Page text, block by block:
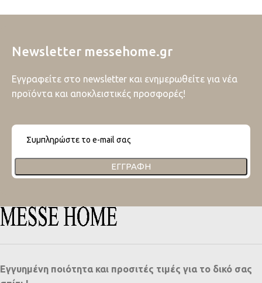
Newsletter messehome.gr
Εγγραφείτε στο newsletter και ενημερωθείτε για νέα
προϊόντα και αποκλειστικές προσφορές!
ΕΓΓΡΑΦΉ
Εγγυημένη ποιότητα και προσιτές τιμές για το δικό σας